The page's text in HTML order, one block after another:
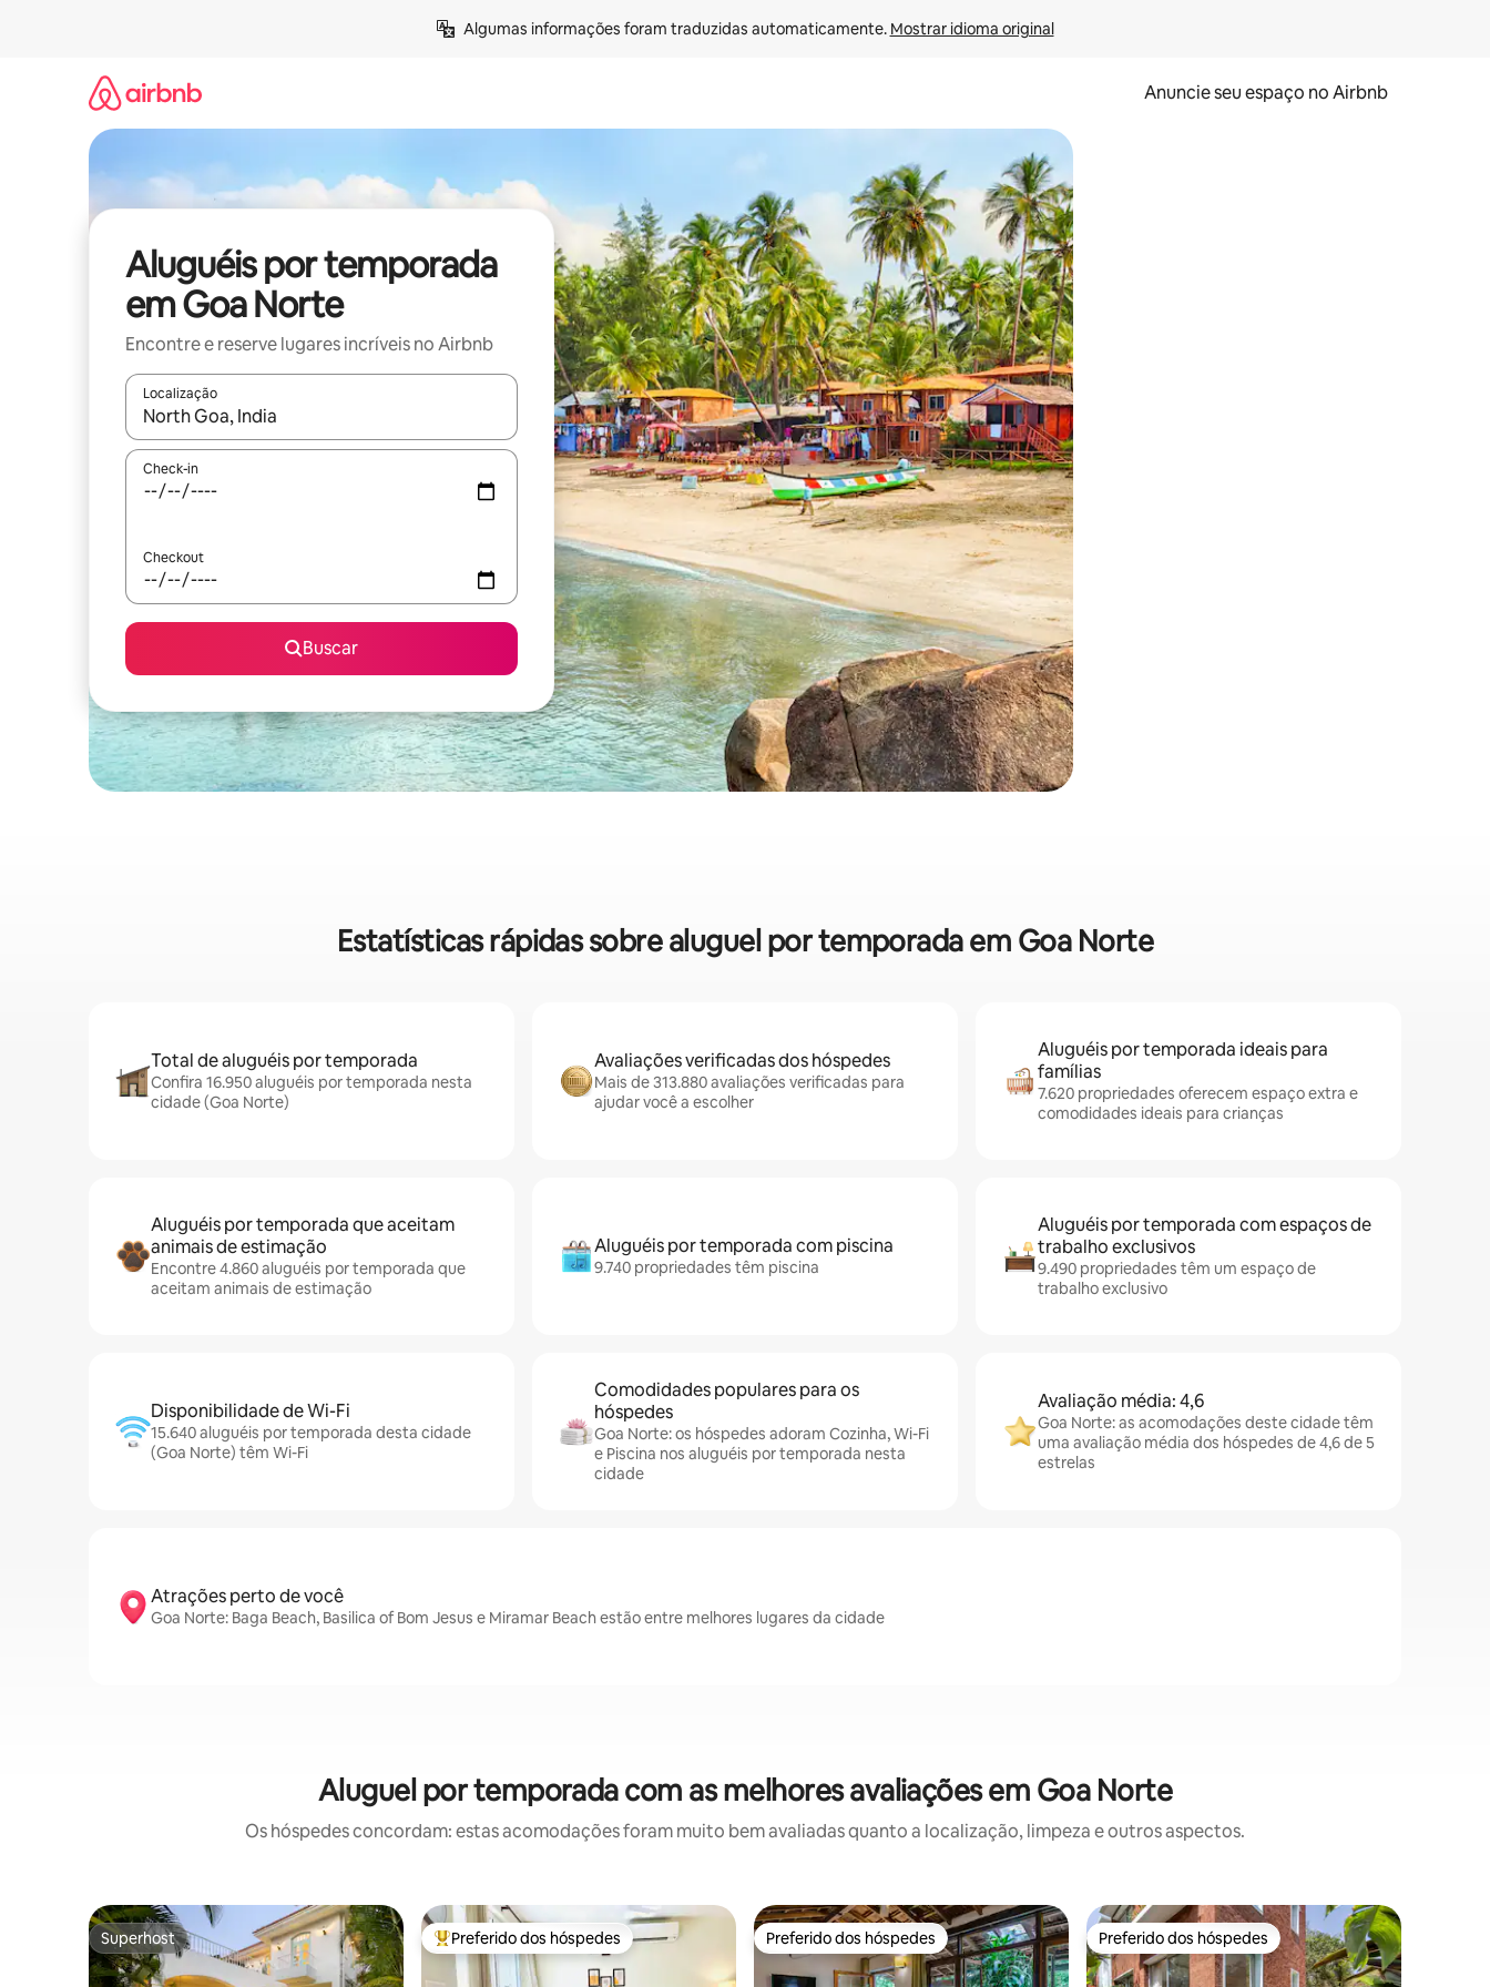
Algumas informações foram traduzidas automaticamente. Mostrar idioma original
Anuncie seu espaço no Airbnb
Aluguéis por temporada
em Goa Norte
Encontre e reserve lugares incríveis no Airbnb
Localização
Quando os resultados estiverem disponíveis, explore-os usando as seta para cima e para baixo do teclado ou tocando e deslizando o dedo na tela.
Check-in
Checkout
Buscar
Estatísticas rápidas sobre aluguel por temporada em Goa Norte
Total de aluguéis por temporada
Confira 16.950 aluguéis por temporada nesta
cidade (Goa Norte)
Avaliações verificadas dos hóspedes
Mais de 313.880 avaliações verificadas para
ajudar você a escolher
Aluguéis por temporada ideais para
famílias
7.620 propriedades oferecem espaço extra e
comodidades ideais para crianças
Aluguéis por temporada que aceitam
animais de estimação
Encontre 4.860 aluguéis por temporada que
aceitam animais de estimação
Aluguéis por temporada com piscina
9.740 propriedades têm piscina
Aluguéis por temporada com espaços de
trabalho exclusivos
9.490 propriedades têm um espaço de
trabalho exclusivo
Disponibilidade de Wi-Fi
15.640 aluguéis por temporada desta cidade
(Goa Norte) têm Wi-Fi
Comodidades populares para os
hóspedes
Goa Norte: os hóspedes adoram Cozinha, Wi-Fi
e Piscina nos aluguéis por temporada nesta
cidade
Avaliação média: 4,6
Goa Norte: as acomodações deste cidade têm
uma avaliação média dos hóspedes de 4,6 de 5
estrelas
Atrações perto de você
Goa Norte: Baga Beach, Basilica of Bom Jesus e Miramar Beach estão entre melhores lugares da cidade
Aluguel por temporada com as melhores avaliações em Goa Norte
Os hóspedes concordam: estas acomodações foram muito bem avaliadas quanto a localização, limpeza e outros aspectos.
Superhost
Superhost Entre os melhores preferidos dos hóspedes
Preferido dos hóspedes Preferido dos hóspedes
Preferido dos hóspedes Preferido dos hóspedes
Preferido dos hóspedes